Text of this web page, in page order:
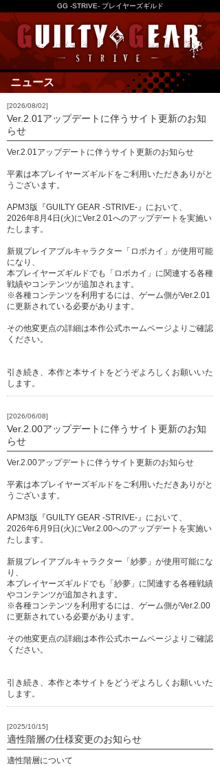
GG -STRIVE- プレイヤーズギルド
ニュース
[2026/08/02]
Ver.2.01アップデートに伴うサイト更新のお知
らせ
Ver.2.01アップデートに伴うサイト更新のお知らせ
平素は本プレイヤーズギルドをご利用いただきありがと
うございます。
APM3版『GUILTY GEAR -STRIVE-』において、
2026年8月4日(火)にVer.2.01へのアップデートを実施い
たします。
新規プレイアブルキャラクター「ロボカイ」が使用可能
になり、
本プレイヤーズギルドでも「ロボカイ」に関連する各種
戦績やコンテンツが追加されます。
※各種コンテンツを利用するには、ゲーム側がVer.2.01
に更新されている必要があります。
その他変更点の詳細は本作公式ホームページよりご確認
ください。
引き続き、本作と本サイトをどうぞよろしくお願いいた
します。
[2026/06/08]
Ver.2.00アップデートに伴うサイト更新のお知
らせ
Ver.2.00アップデートに伴うサイト更新のお知らせ
平素は本プレイヤーズギルドをご利用いただきありがと
うございます。
APM3版『GUILTY GEAR -STRIVE-』において、
2026年6月9日(火)にVer.2.00へのアップデートを実施い
たします。
新規プレイアブルキャラクター「紗夢」が使用可能にな
り、
本プレイヤーズギルドでも「紗夢」に関連する各種戦績
やコンテンツが追加されます。
※各種コンテンツを利用するには、ゲーム側がVer.2.00
に更新されている必要があります。
その他変更点の詳細は本作公式ホームページよりご確認
ください。
引き続き、本作と本サイトをどうぞよろしくお願いいた
します。
[2025/10/15]
適性階層の仕様変更のお知らせ
適性階層について